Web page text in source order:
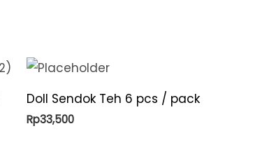
Doll Sendok Teh 6 pcs / pack
Rp33,500